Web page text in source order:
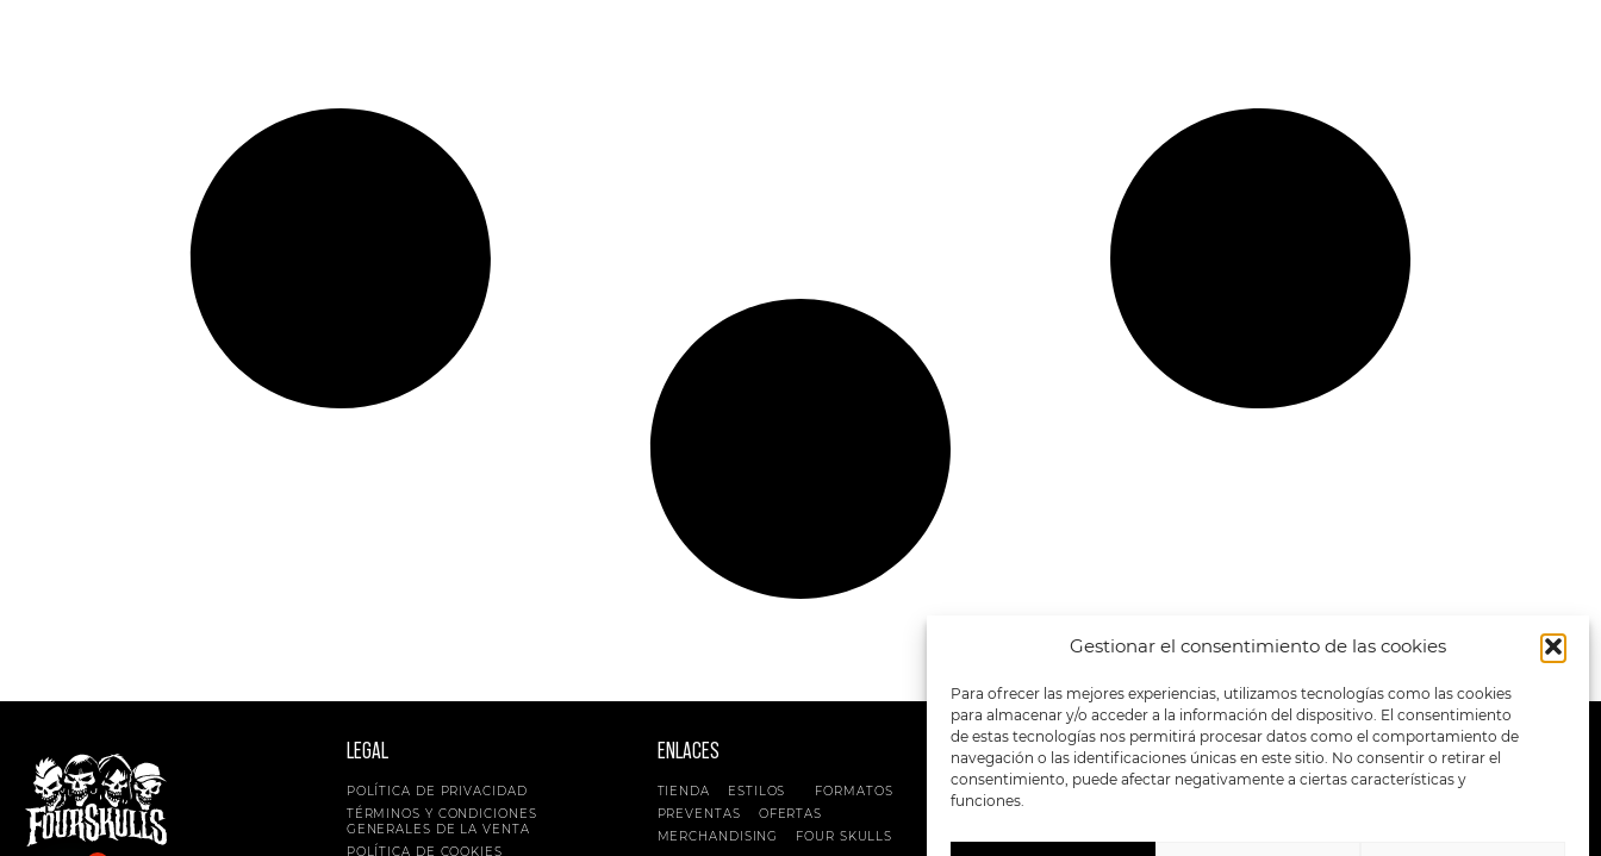
Gestionar el consentimiento de las cookies
Para ofrecer las mejores experiencias, utilizamos tecnologías como las cookies
para almacenar y/o acceder a la información del dispositivo. El consentimiento
de estas tecnologías nos permitirá procesar datos como el comportamiento de
navegación o las identificaciones únicas en este sitio. No consentir o retirar el
consentimiento, puede afectar negativamente a ciertas características y
funciones.
LEGAL
POLÍTICA DE PRIVACIDAD
TÉRMINOS Y CONDICIONES
GENERALES DE LA VENTA
POLÍTICA DE COOKIES
ENLACES
TIENDA ESTILOS
FORMATOS
PREVENTAS
OFERTAS
MERCHANDISING
FOUR SKULLS
SIGUENOS EN: METODOS DE PAGO: